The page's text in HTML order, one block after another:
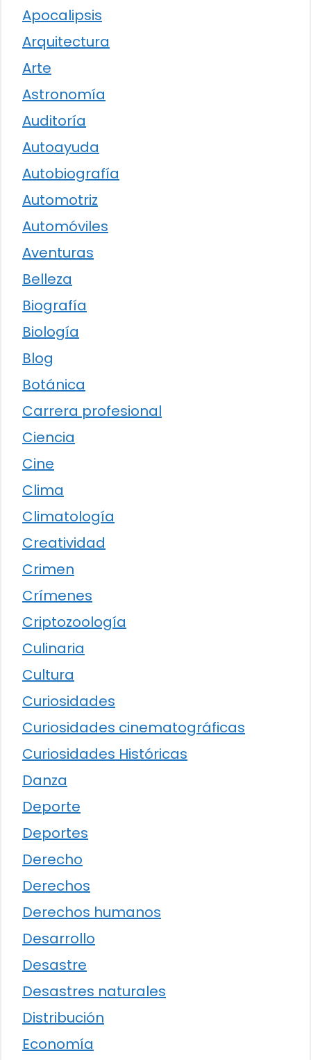
Apocalipsis
Arquitectura
Arte
Astronomía
Auditoría
Autoayuda
Autobiografía
Automotriz
Automóviles
Aventuras
Belleza
Biografía
Biología
Blog
Botánica
Carrera profesional
Ciencia
Cine
Clima
Climatología
Creatividad
Crimen
Crímenes
Criptozoología
Culinaria
Cultura
Curiosidades
Curiosidades cinematográficas
Curiosidades Históricas
Danza
Deporte
Deportes
Derecho
Derechos
Derechos humanos
Desarrollo
Desastre
Desastres naturales
Distribución
Economía